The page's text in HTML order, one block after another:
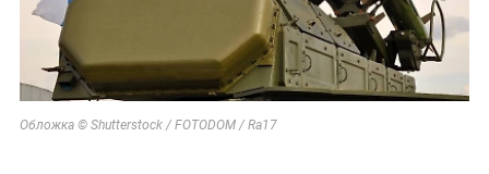
Обложка © Shutterstock / FOTODOM / Ra17